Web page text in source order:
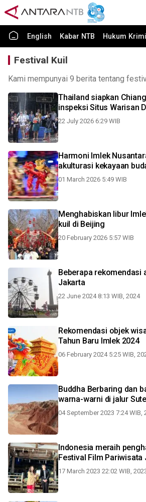
English Kabar NTB Hukum
Festival Kuil
Kami mempunyai 9 berita tentang
Thailand siapkan
inspeksi Situs Warisan
22 July 2026 6:29 WIB
Harmoni Imlek
akulturasi kekayaan
01 March 2026 5:49 WIB
Menghabiskan libur
kuil di Beijing
20 February 2026 5:57 WIB
Beberapa rekomendasi
Jakarta
22 June 2024 8:13 WIB, 2024
Rekomendasi objek
Tahun Baru Imlek 2024
06 February 2024 5:25 WIB,
Buddha Berbaring dan
warna-warni di jalur
04 September 2023 7:24 WIB,
Indonesia meraih
Festival Film Pariwisata
17 March 2023 22:02 WIB,